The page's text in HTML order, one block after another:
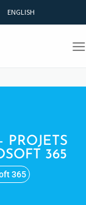
ENGLISH
PROJETS
365
365